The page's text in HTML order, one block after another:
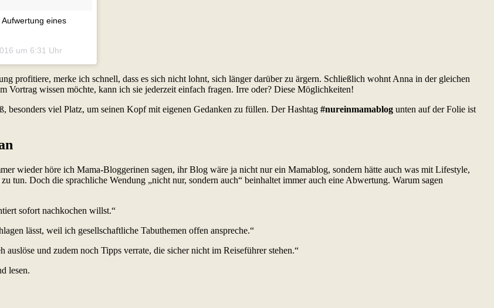
eines
um 6:31 Uhr
profitiere, merke ich schnell, dass es sich nicht lohnt, sich länger darüber zu ärgern. Schließlich wohnt Anna in der gleichen
Vortrag wissen möchte, kann ich sie jederzeit einfach fragen. Irre oder? Diese Möglichkeiten!
viel Platz, um seinen Kopf mit eigenen Gedanken zu füllen. Der Hashtag #nureinmamablog unten auf der Folie ist
wieder höre ich Mama-Bloggerinen sagen, ihr Blog wäre ja nicht nur ein Mamablog, sondern hätte auch was mit Lifestyle,
Doch die sprachliche Wendung „nicht nur, sondern auch“ beinhaltet immer auch eine Abwertung. Warum sagen
sofort nachkochen willst.“
lässt, weil ich gesellschaftliche Tabuthemen offen anspreche.“
und zudem noch Tipps verrate, die sicher nicht im Reiseführer stehen.“
lesen.